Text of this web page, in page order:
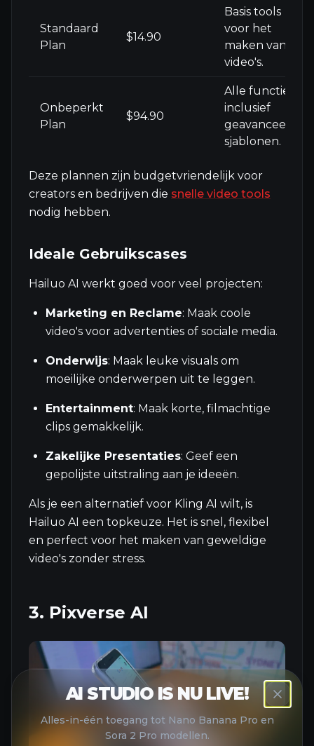
Standaard
Plan
$14.90
Basis tools
voor het
maken van
video's.
Onbeperkt
Plan
$94.90
Alle functies,
inclusief
geavanceerde
sjablonen.
Deze plannen zijn budgetvriendelijk voor
creators en bedrijven die snelle video tools
nodig hebben.
Ideale Gebruikscases
Hailuo AI werkt goed voor veel projecten:
Marketing en Reclame: Maak coole
video's voor advertenties of sociale media.
Onderwijs: Maak leuke visuals om
moeilijke onderwerpen uit te leggen.
Entertainment: Maak korte, filmachtige
clips gemakkelijk.
Zakelijke Presentaties: Geef een
gepolijste uitstraling aan je ideeën.
Als je een alternatief voor Kling AI wilt, is
Hailuo AI een topkeuze. Het is snel, flexibel
en perfect voor het maken van geweldige
video's zonder stress.
3. Pixverse AI
AI STUDIO IS NU LIVE!
Alles-in-één toegang tot Nano Banana Pro en
Sora 2 Pro modellen.